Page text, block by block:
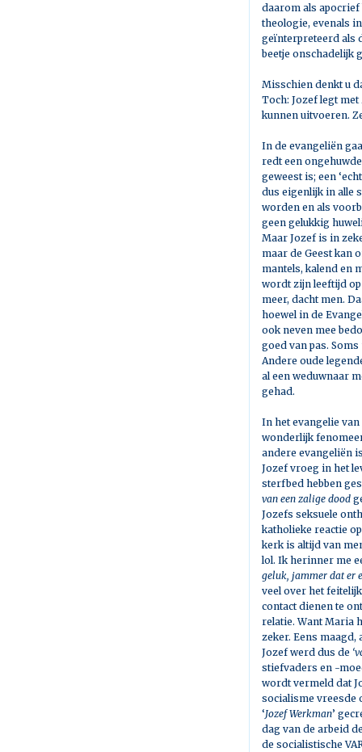
daarom als
theologie, evenals
geïnterpreteerd als
beetje onschadelijk
Misschien denkt u
Toch: Jozef legt
kunnen uitvoeren.
In de evangeliën
redt een
geweest is; een
dus eigenlijk in alle
worden en als
geen gelukkig
Maar Jozef is in
maar de Geest kan
mantels, kalend en
wordt zijn leeftijd
meer, dacht men.
hoewel in de
ook neven mee
goed van pas.
Andere oude
al een weduwnaar
gehad.
In het evangelie
wonderlijk
andere evangeliën
Jozef vroeg in het
sterfbed hebben
van een zalige dood
Jozefs seksuele
katholieke reactie
kerk is altijd van
lol. Ik herinner me
geluk, jammer dat er
veel over het
contact dienen te
relatie. Want Maria
zeker. Eens maagd,
Jozef werd dus de
stiefvaders en -
wordt vermeld dat
socialisme vreesde
‘Jozef Werkman’
dag van de arbeid
de socialistische